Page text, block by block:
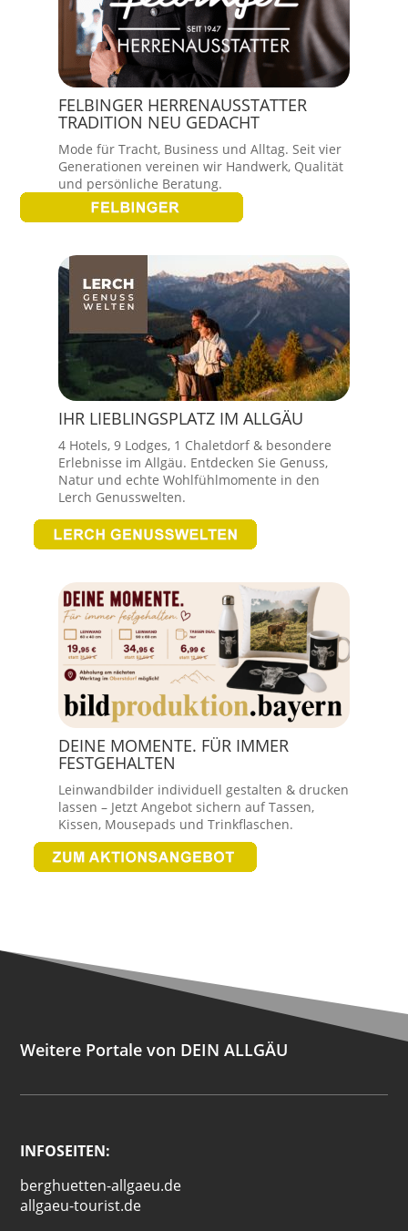
FELBINGER HERRENAUSSTATTER
TRADITION NEU GEDACHT
Mode für Tracht, Business und Alltag. Seit vier
Generationen vereinen wir Handwerk, Qualität
und persönliche Beratung.
IHR LIEBLINGSPLATZ IM ALLGÄU
4 Hotels, 9 Lodges, 1 Chaletdorf & besondere
Erlebnisse im Allgäu. Entdecken Sie Genuss,
Natur und echte Wohlfühlmomente in den
Lerch Genusswelten.
DEINE MOMENTE. FÜR IMMER
FESTGEHALTEN
Leinwandbilder individuell gestalten & drucken
lassen – Jetzt Angebot sichern auf Tassen,
Kissen, Mousepads und Trinkflaschen.
Weitere Portale von DEIN ALLGÄU
INFOSEITEN:
berghuetten-allgaeu.de
allgaeu-tourist.de